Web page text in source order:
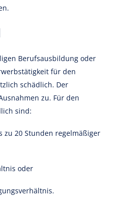
Berufsausbildung oder
für den
schädlich. Der
zu. Für den
sind:
zu 20 Stunden regelmäßiger
oder